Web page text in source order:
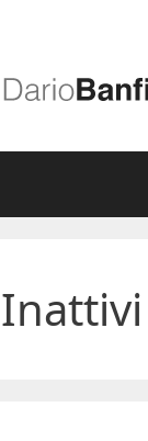
Inattivi